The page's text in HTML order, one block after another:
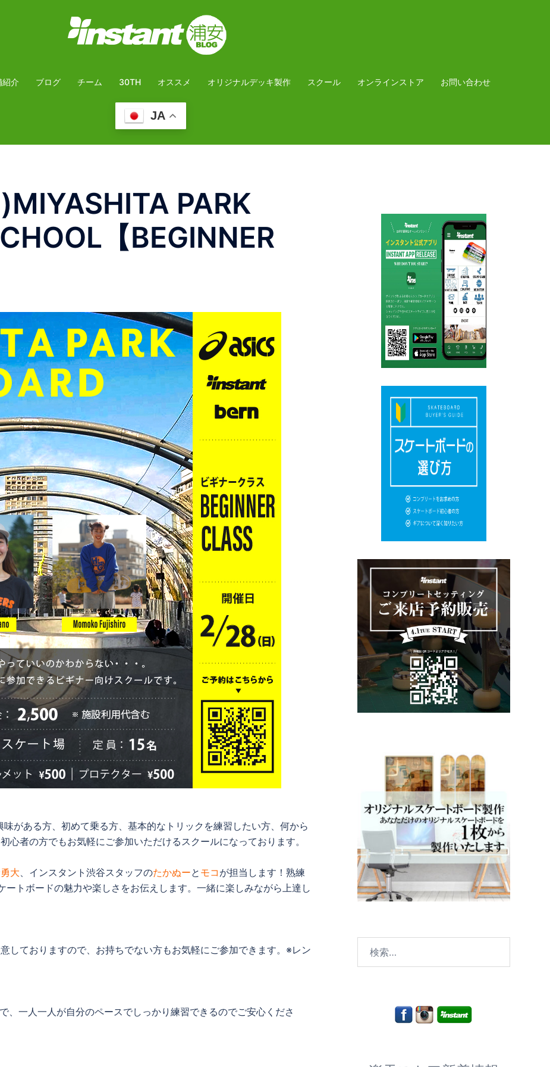
紹介 ブログ チーム 30TH オススメ オリジナルデッキ製作 スクール オンラインストア お問い合わせ
JA
PARK
【BEGINNER
がある方、初めて乗る方、基本的なトリックを練習したい方、何から
心者の方でもお気軽にご参加いただけるスクールになっております。
大、インスタント渋谷スタッフのたかぬーと モコ が担当します！熟練
トボードの魅力や楽しさをお伝えします。一緒に楽しみながら上達し
しておりますので、お持ちでない方もお気軽にご参加できます。※レン
一人一人が自分のペースでしっかり練習できるのでご安心くださ